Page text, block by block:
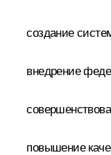
создание
внедрение
повышение